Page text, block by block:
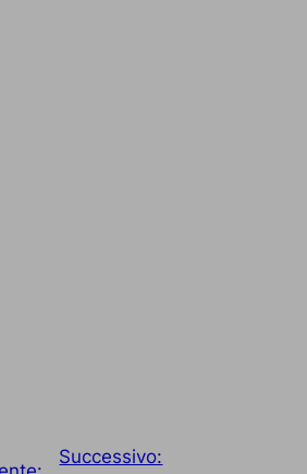
Successivo: